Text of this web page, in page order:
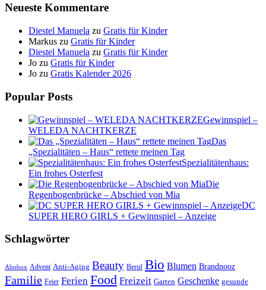
Neueste Kommentare
Diestel Manuela zu Gratis für Kinder
Markus zu Gratis für Kinder
Diestel Manuela zu Gratis für Kinder
Jo zu Gratis für Kinder
Jo zu Gratis Kalender 2026
Popular Posts
Gewinnspiel –
WELEDA NACHTKERZE
Das
„Spezialitäten – Haus“ rettete meinen Tag
Spezialitätenhaus:
Ein frohes Osterfest
Die
Regenbogenbrücke – Abschied von Mia
DC
SUPER HERO GIRLS + Gewinnspiel – Anzeige
Schlagwörter
Abobox Advent Anti-Aging Beauty Beruf Bio Blumen Brandnooz
Familie Feier Ferien Food Freizeit Garten Geschenke gesunde